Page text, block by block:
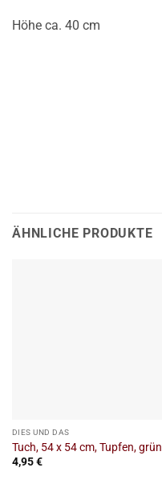
Höhe ca. 40 cm
ÄHNLICHE PRODUKTE
DIES UND DAS
Tuch, 54 x 54 cm, Tupfen, grün
4,95€